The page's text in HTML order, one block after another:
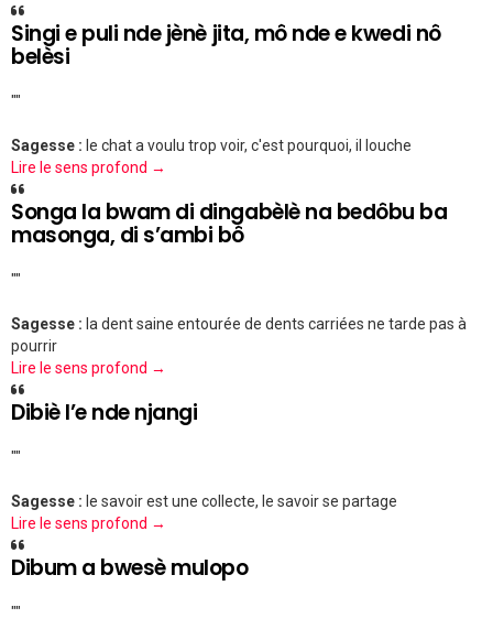
Singi e puli nde jènè jita, mô nde e kwedi nô
belèsi
""
Sagesse : le chat a voulu trop voir, c'est pourquoi, il louche
Lire le sens profond →
Songa la bwam di dingabèlè na bedôbu ba
masonga, di s’ambi bô
""
Sagesse : la dent saine entourée de dents carriées ne tarde pas à
pourrir
Lire le sens profond →
Dibiè l’e nde njangi
""
Sagesse : le savoir est une collecte, le savoir se partage
Lire le sens profond →
Dibum a bwesè mulopo
""